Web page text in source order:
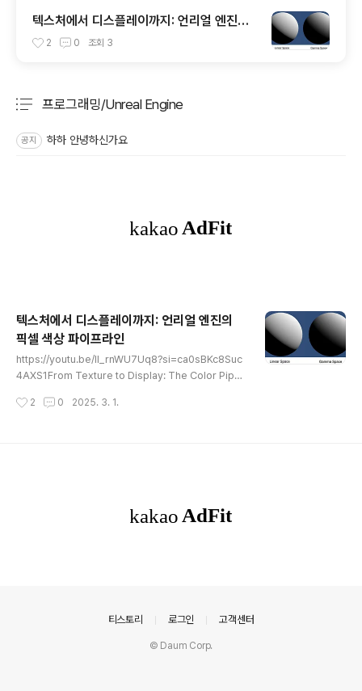
텍스처에서 디스플레이까지: 언리얼 엔진의
픽셀 색상 파이프라인
2 0 조회 3
프로그래밍/Unreal Engine
공지 하하 안녕하신가요
텍스처에서 디스플레이까지: 언리얼 엔진의
픽셀 색상 파이프라인
https://youtu.be/II_rnWU7Uq8?si=ca0sBKc8Suc
4AXS1From Texture to Display: The Color Pipeli
4 영상 요약Rod Bogart (에픽게임즈 수석 색상 과학자)
더링 과정 전반에 걸쳐 올바른 색상 관리를 함으로써 창작
2 0 2025. 3. 1.
티스토리 로그인 고객센터
© Daum Corp.